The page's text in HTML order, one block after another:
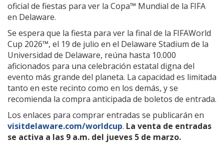
oficial de fiestas para ver la Copa™ Mundial de la FIFA
en Delaware.
Se espera que la fiesta para ver la final de la FIFAWorld
Cup 2026™, el 19 de julio en el Delaware Stadium de la
Universidad de Delaware, reúna hasta 10.000
aficionados para una celebración estatal digna del
evento más grande del planeta. La capacidad es limitada
tanto en este recinto como en los demás, y se
recomienda la compra anticipada de boletos de entrada.
Los enlaces para comprar entradas se publicarán en
visitdelaware.com/worldcup. La venta de entradas
se activa a las 9 a.m. del jueves 5 de marzo.